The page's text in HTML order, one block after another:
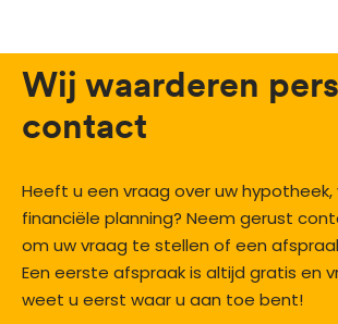
Wij waarderen
contact
Heeft u een vraag over uw hypotheek,
financiële planning? Neem gerust
om uw vraag te stellen of een
Een eerste afspraak is altijd gratis en
weet u eerst waar u aan toe bent!